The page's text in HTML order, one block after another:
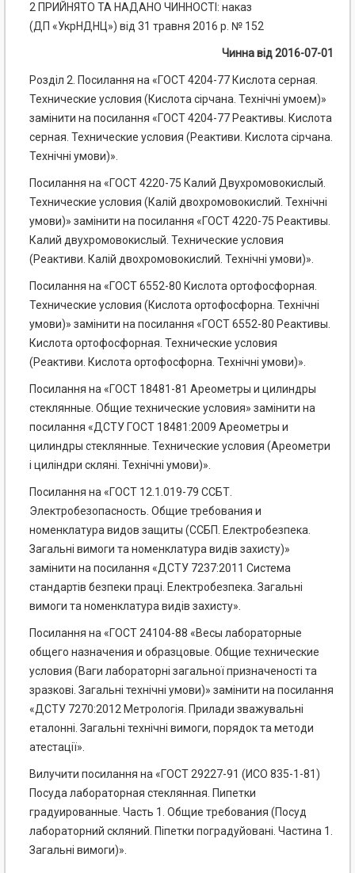
2 ПРИЙНЯТО ТА НАДАНО ЧИННОСТІ: наказ
(ДП «УкрНДНЦ») від 31 травня 2016 р. № 152
Чинна від 2016-07-01
Розділ 2. Посилання на «ГОСТ 4204-77 Кислота серная.
Технические условия (Кислота сірчана. Технічні умоем)»
замінити на посилання «ГОСТ 4204-77 Реактивы. Кислота
серная. Технические условия (Реактиви. Кислота сірчана.
Технічні умови)».
Посилання на «ГОСТ 4220-75 Калий Двухромовокислый.
Технические условия (Калій двохромовокислий. Технічні
умови)» замінити на посилання «ГОСТ 4220-75 Реактивы.
Калий двухромовокислый. Технические условия
(Реактиви. Калій двохромовокислий. Технічні умови)».
Посилання на «ГОСТ 6552-80 Кислота ортофосфорная.
Технические условия (Кислота ортофосфорна. Технічні
умови)» замінити на посилання «ГОСТ 6552-80 Реактивы.
Кислота ортофосфорная. Технические условия
(Реактиви. Кислота ортофосфорна. Технічні умови)».
Посилання на «ГОСТ 18481-81 Ареометры и цилиндры
стеклянные. Общие технические условия» замінити на
посилання «ДСТУ ГОСТ 18481:2009 Ареометры и
цилиндры стеклянные. Технические условия (Ареометри
і циліндри скляні. Технічні умови)».
Посилання на «ГОСТ 12.1.019-79 ССБТ.
Электробезопасность. Общие требования и
номенклатура видов защиты (ССБП. Електробезпека.
Загальні вимоги та номенклатура видів захисту)»
замінити на посилання «ДСТУ 7237:2011 Система
стандартів безпеки праці. Електробезпека. Загальні
вимоги та номенклатура видів захисту».
Посилання на «ГОСТ 24104-88 «Весы лабораторные
общего назначения и образцовые. Общие технические
условия (Ваги лабораторні загальної призначеності та
зразкові. Загальні технічні умови)» замінити на посилання
«ДСТУ 7270:2012 Метрологія. Прилади зважувальні
еталонні. Загальні технічні вимоги, порядок та методи
атестації».
Вилучити посилання на «ГОСТ 29227-91 (ИСО 835-1-81)
Посуда лабораторная стеклянная. Пипетки
градуированные. Часть 1. Общие требования (Посуд
лабораторний скляний. Піпетки поградуйовані. Частина 1.
Загальні вимоги)».